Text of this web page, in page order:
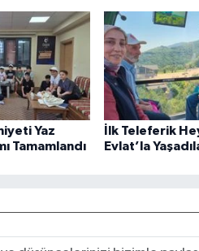
Yaz
Tamamlandı
İlk Teleferik
Evlat’la